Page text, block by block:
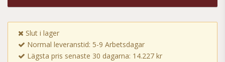
Slut i lager
Normal leveranstid: 5-9 Arbetsdagar
Lägsta pris senaste 30 dagarna: 14.227 kr